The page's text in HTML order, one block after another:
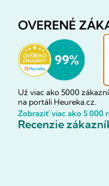
OVERENÉ
Už viac ako 5000
na portáli Heureka.cz.
Zobraziť viac ako 5 000
Recenzie